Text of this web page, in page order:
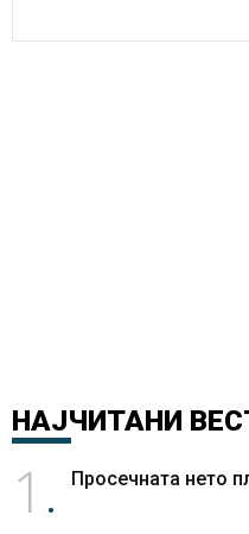
НАЈЧИТАНИ
1 Просечната нето